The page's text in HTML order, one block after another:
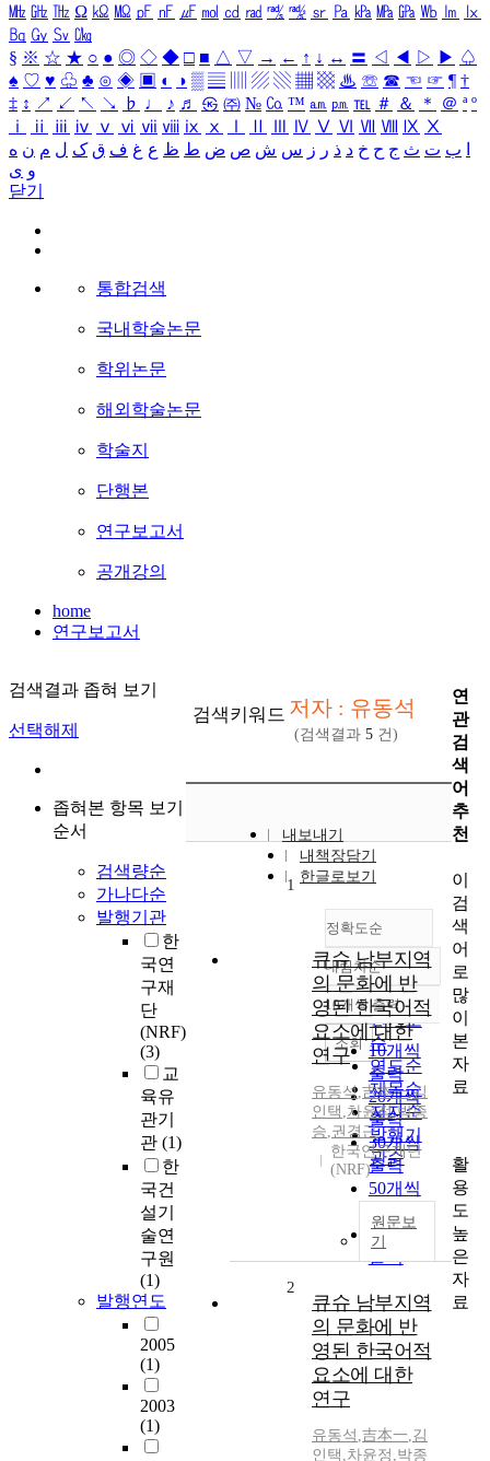
㎒ ㎓ ㎔ Ω ㏀ ㏁ ㎊ ㎋ ㎌ ㏖ ㏅ ㎭ ㎮ ㎯ ㏛ ㎩ ㎪ ㎫ ㎬ ㏝ ㏐
㏓
㏃ ㏉ ㏜ ㏆
§ ※ ☆ ★ ○ ● ◎ ◇ ◆ □ ■ △ ▽ → ← ↑ ↓ ↔ 〓 ◁ ◀ ▷ ▶ ♤
♠ ♡ ♥ ♧ ♣ ⊙ ◈ ▣ ◐ ◑ ▒ ▤ ▨ ▧ ▦ ▩ ♨ ☏ ☎ ☜ ☞ ¶ †
‡ ↕ ↗ ↙ ↖ ↘ ♭ ♩ ♪ ♬ ㉿ ㈜ № ㏇ ™ ㏂ ㏘ ℡ ＃ ＆ ＊ ＠ ª º
ⅰ
ⅱ ⅲ ⅳ ⅴ ⅵ ⅶ ⅷ ⅸ ⅹ Ⅳ Ⅴ Ⅵ Ⅶ Ⅷ Ⅸ Ⅹ
ب ت ث ج ح خ د ذ ر ز س ش ص ض ط ظ ع غ ف ق ک ل م ن ه
و ی
닫기
통합검색
국내학술논문
학위논문
해외학술논문
학술지
단행본
연구보고서
공개강의
home
연구보고서
검색결과 좁혀 보기
선택해제
좁혀본 항목 보기
순서
검색량순
가나다순
발행기관
한
국연
구재
단
(NRF)
(3)
교
육유
관기
관 (1)
한
국건
설기
술연
구원
(1)
발행연도
2005
(1)
2003
(1)
검색키워드 저자 : 유동석
(검색결과 5 건)
내보내기
내책장담기
한글로보기
정확도순
정확도
순
인기도
순
연도순
제목순
저자순
발행기
관순
내림차순
내림차순
10개씩 출력
10개씩
출력
20개씩
출력
30개씩
출력
50개씩
출력
100개씩
출력
조회
1
큐슈 남부지역
의 문화에 반
영된 한국어적
요소에 대한
연구
유동석,吉本一,김
인택 ,차윤정,박종
승,권경근
한국연구재단
(NRF)
원문보
기
2
큐슈 남부지역
의 문화에 반
영된 한국어적
요소에 대한
연구
유동석 ,吉本一,김
인택 ,차윤정 ,박종
연
관
검
색
어
추
천
이
검
색
어
로
많
이
본
자
료
활
용
도
높
은
자
료